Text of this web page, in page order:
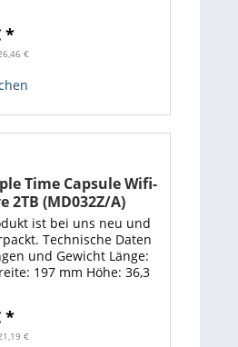
Die Lieferung
*
€
Time Capsule Wifi-
2TB (MD032Z/A)
ist bei uns neu und
Technische Daten
und Gewicht Länge:
197 mm Höhe: 36,3
(WEP) für 40-Bit-...
*
€